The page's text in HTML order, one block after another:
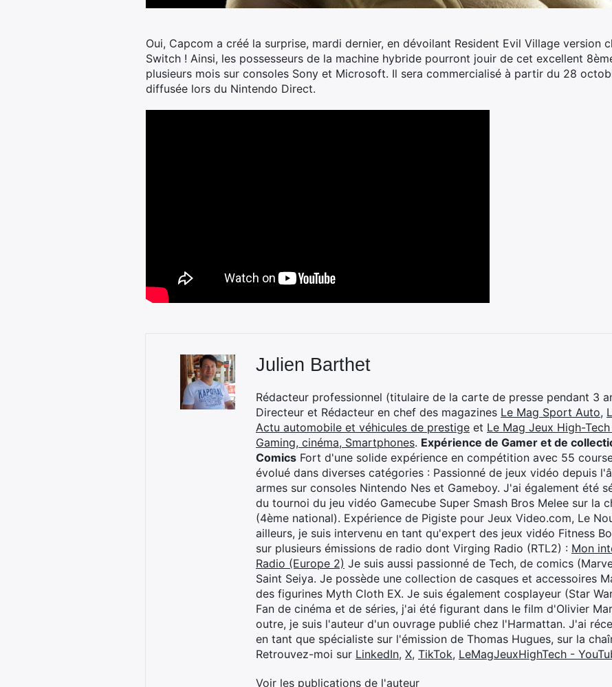
Oui, Capcom a créé la surprise, mardi dernier, en dévoilant Resident Evil Village version
Switch ! Ainsi, les possesseurs de la machine hybride pourront jouir de cet excellent
plusieurs mois sur consoles Sony et Microsoft. Il sera commercialisé à partir du 28
diffusée lors du Nintendo Direct.
Julien Barthet
Rédacteur professionnel (titulaire de la carte de presse pendant 3
Directeur et Rédacteur en chef des magazines Le Mag Sport Auto,
Actu automobile et véhicules de prestige et Le Mag Jeux High-
Gaming, cinéma, Smartphones. Expérience de Gamer et de
Comics Fort d'une solide expérience en compétition avec 55
évolué dans diverses catégories : Passionné de jeux vidéo depuis
armes sur consoles Nintendo Nes et Gameboy. J'ai également été
du tournoi du jeu vidéo Gamecube Super Smash Bros Melee sur la
(4ème national). Expérience de Pigiste pour Jeux Video.com, Le
ailleurs, je suis intervenu en tant qu'expert des jeux vidéo Fitness
sur plusieurs émissions de radio dont Virging Radio (RTL2) : Mon
Radio (Europe 2) Je suis aussi passionné de Tech, de comics
Saint Seiya. Je possède une collection de casques et accessoires
des figurines Myth Cloth EX. Je suis également cosplayeur (Star
Fan de cinéma et de séries, j'ai été figurant dans le film d'Olivier
outre, je suis l'auteur d'un ouvrage publié chez l'Harmattan. J'ai
en tant que spécialiste sur l'émission de Thomas Hugues, sur la
Retrouvez-moi sur LinkedIn, X, TikTok, LeMagJeuxHighTech -
Voir les publications de l'auteur